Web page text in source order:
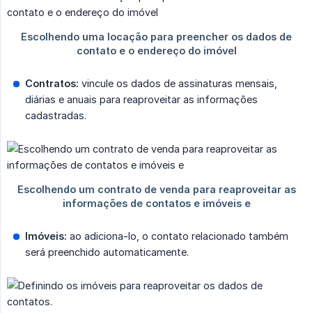
Contratos: vincule os dados de assinaturas mensais,
diárias e anuais para reaproveitar as informações
cadastradas.
Imóveis: ao adiciona-lo, o contato relacionado também
será preenchido automaticamente.